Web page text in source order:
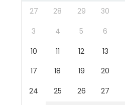
27 28 29 30
3
4 5 6
10
11 12 13
17
18 19 20
24
25 26 27